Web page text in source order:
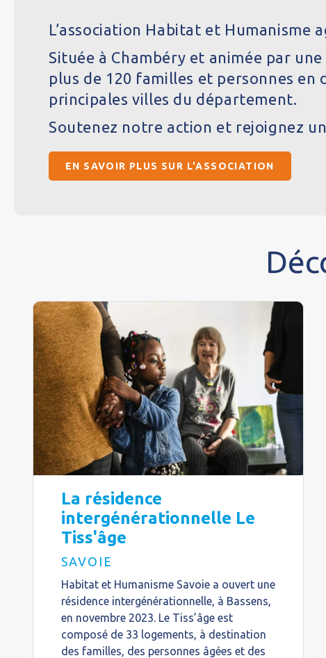
L’association Habitat et Humanisme
Située à Chambéry et animée par
plus de 120 familles et personnes
principales villes du département.
Soutenez notre action et rejoignez
EN SAVOIR PLUS SUR L'ASSOCIATION
La résidence
intergénérationnelle Le
Tiss'âge
SAVOIE
Habitat et Humanisme Savoie a ouvert une
résidence intergénérationnelle, à Bassens,
en novembre 2023. Le Tiss’âge est
composé de 33 logements, à destination
des familles, des personnes âgées et des